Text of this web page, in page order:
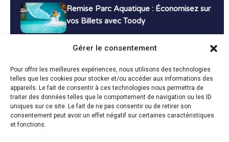
Gérer le consentement
Pour offrir les meilleures expériences, nous utilisons des technologies
telles que les cookies pour stocker et/ou accéder aux informations des
appareils. Le fait de consentir à ces technologies nous permettra de
traiter des données telles que le comportement de navigation ou les ID
uniques sur ce site. Le fait de ne pas consentir ou de retirer son
consentement peut avoir un effet négatif sur certaines caractéristiques
et fonctions.
Remise Parc Aquatique : Économisez sur
vos Billets avec Toody
Bons Plans Voyage : Économisez sur vos
Vacances avec Toody
13 décembre 2024 Bon plans